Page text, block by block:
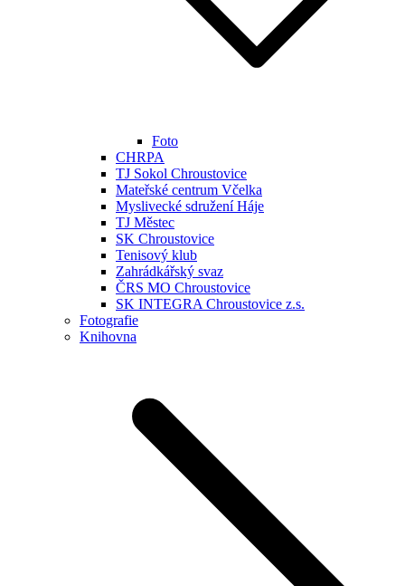
Foto
CHRPA
TJ Sokol Chroustovice
Mateřské centrum Včelka
Myslivecké sdružení Háje
TJ Městec
SK Chroustovice
Tenisový klub
Zahrádkářský svaz
ČRS MO Chroustovice
SK INTEGRA Chroustovice z.s.
Fotografie
Knihovna